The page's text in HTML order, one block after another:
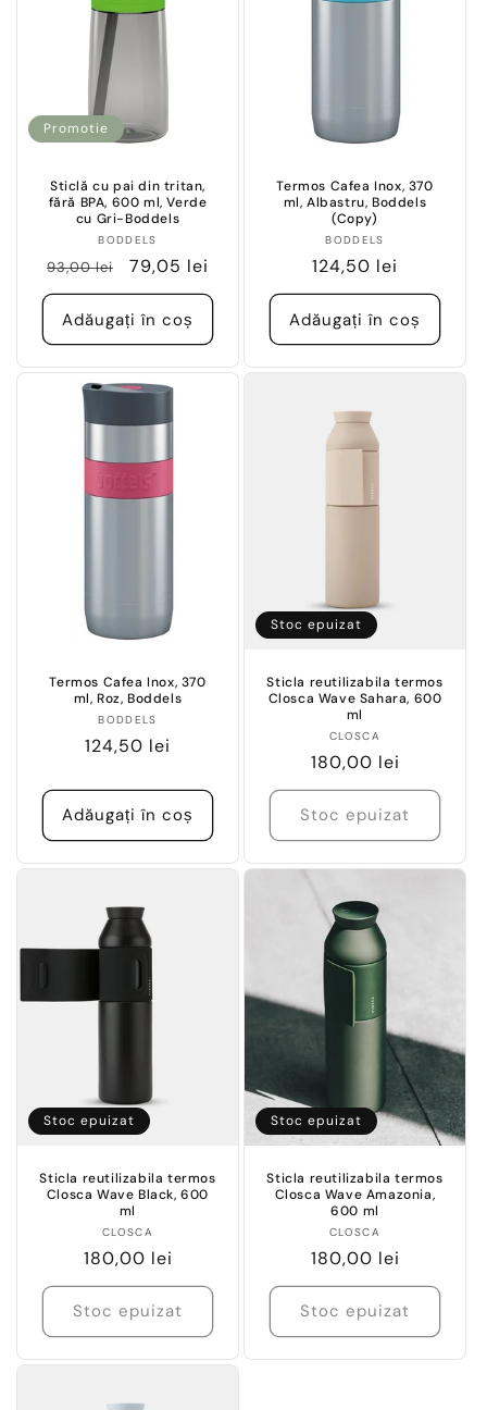
Promotie
Sticlă cu pai din tritan,
fără BPA, 600 ml, Verde
cu Gri-Boddels
Vânzător:
BODDELS
Preț
obișnuit
93,00 lei
Preț
redus
79,05 lei
Adăugați în coș
Termos Cafea Inox, 370
ml, Albastru, Boddels
(Copy)
Vânzător:
BODDELS
Preț
obișnuit
124,50 lei
Adăugați în coș
Termos Cafea Inox, 370
ml, Roz, Boddels
Vânzător:
BODDELS
Preț
124,50 lei
Adăugați în coș
Stoc epuizat
Sticla reutilizabila termos
Closca Wave Sahara, 600
ml
Vânzător:
CLOSCA
Preț
obișnuit
180,00 lei
Stoc epuizat
Stoc epuizat
Sticla reutilizabila termos
Closca Wave Black, 600
ml
Vânzător:
CLOSCA
Preț
obișnuit
180,00 lei
Stoc epuizat
Stoc epuizat
Sticla reutilizabila termos
Closca Wave Amazonia,
600 ml
Vânzător:
CLOSCA
Preț
obișnuit
180,00 lei
Stoc epuizat